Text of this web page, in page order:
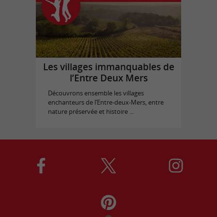
Les villages immanquables de
l’Entre Deux Mers
Découvrons ensemble les villages
enchanteurs de l’Entre-deux-Mers, entre
nature préservée et histoire ...